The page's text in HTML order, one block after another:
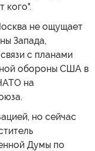
кого".
не ощущает
Запада,
с планами
обороны США в
на
но сейчас
Думы по